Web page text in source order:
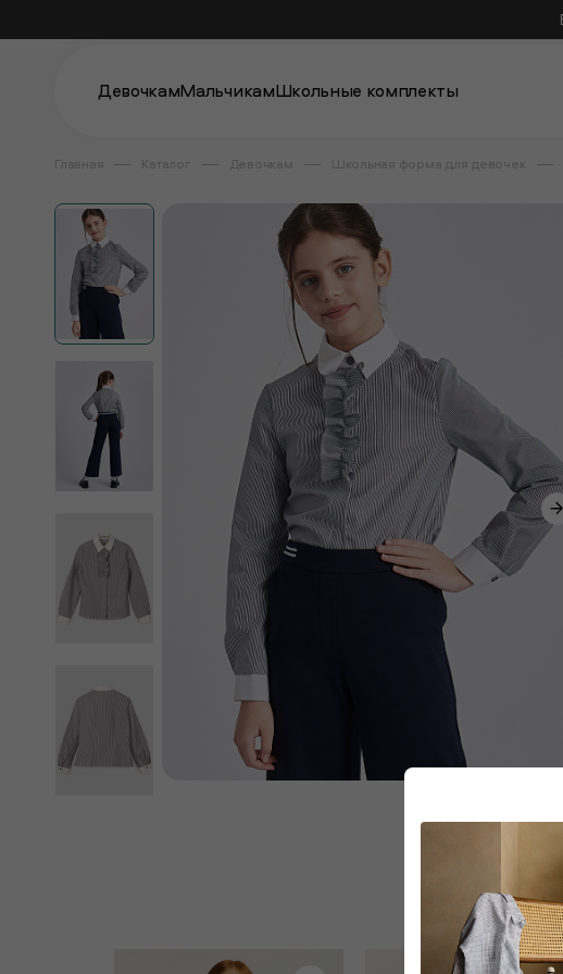
ДевочкамМальчикамШкольные комплекты
Главная Каталог Девочкам Школьная форма для девочек